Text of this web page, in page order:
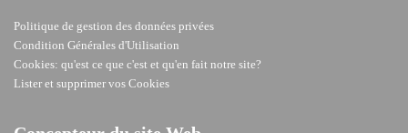
Politique de gestion des données privées
Condition Générales d'Utilisation
Cookies: qu'est ce que c'est et qu'en fait notre site?
Lister et supprimer vos Cookies